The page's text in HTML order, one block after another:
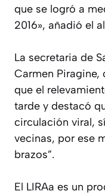
que se logró a
2016», añadió el
La secretaria de
Carmen
que el
tarde y destacó
circulación viral,
vecinas, por ese
brazos”.
El LIRAa es un